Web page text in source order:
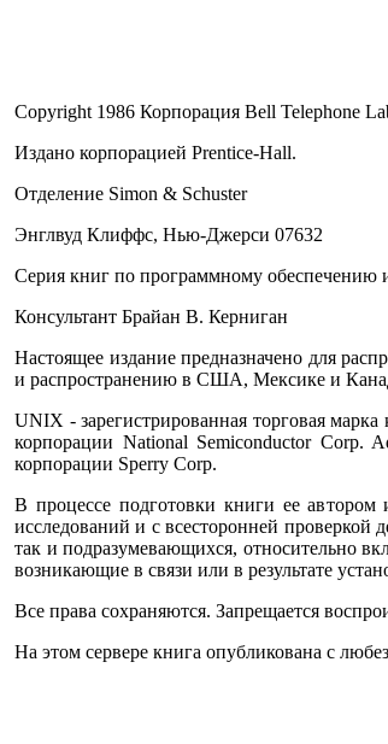
Copyright 1986 Корпорация Bell Telephone
Издано корпорацией Prentice-Hall.
Отделение Simon & Schuster
Энглвуд Клиффс, Нью-Джерси 07632
Серия книг по программному обеспечению
Консультант Брайан В. Керниган
Настоящее издание предназначено для
и распространению в США, Мексике и
UNIX - зарегистрированная торговая
корпорации National Semiconductor Corp.
корпорации Sperry Corp.
В процессе подготовки книги ее
исследований и с всесторонней проверкой
так и подразумевающихся, относительно
возникающие в связи или в результате
Все права сохраняются. Запрещается
На этом сервере книга опубликована с